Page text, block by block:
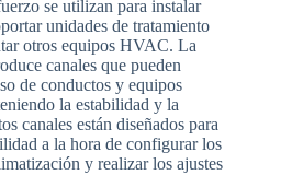
se utilizan para instalar
unidades de tratamiento
otros equipos HVAC. La
canales que pueden
de conductos y equipos
la estabilidad y la
canales están diseñados para
a la hora de configurar los
y realizar los ajustes